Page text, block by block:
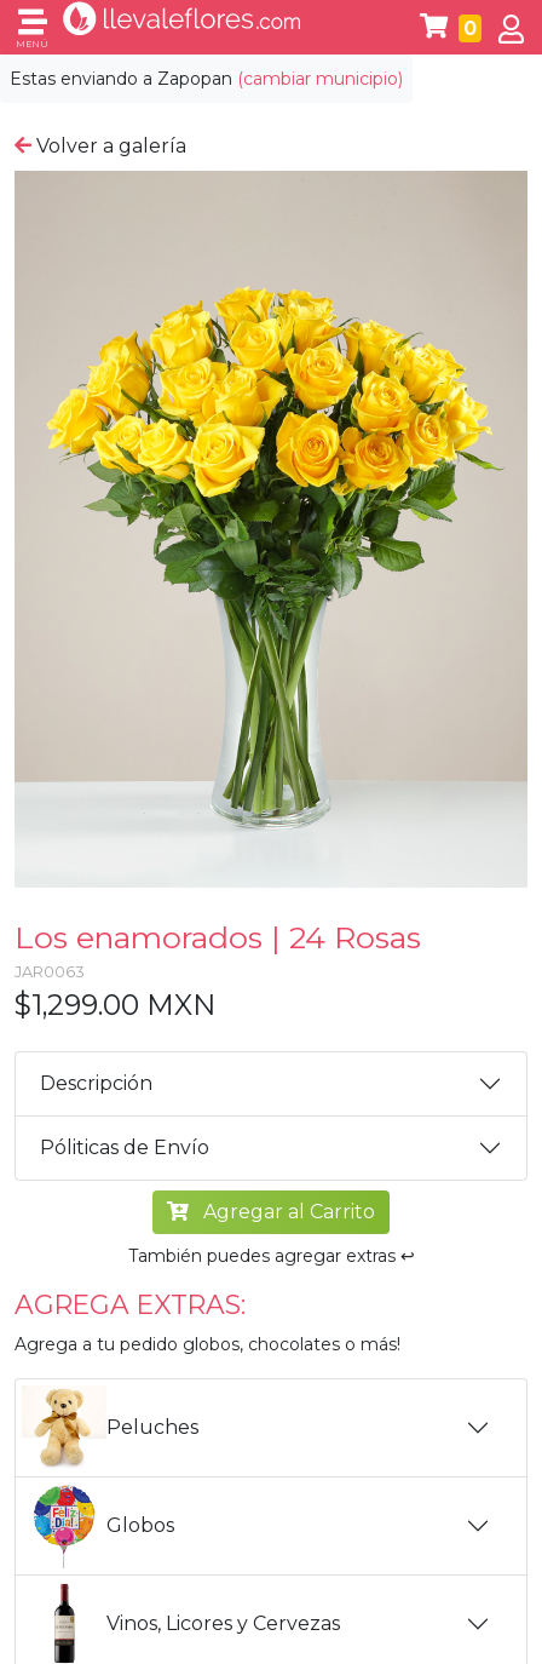
Estas enviando a Zapopan (cambiar municipio)
MENÚ
0
Volver a galería
Los enamorados | 24 Rosas
JAR0063
$1,299.00 MXN
Descripción
Póliticas de Envío
Agregar al Carrito
También puedes agregar extras ↩️
AGREGA EXTRAS:
Agrega a tu pedido globos, chocolates o más!
Peluches
Globos
Vinos, Licores y Cervezas